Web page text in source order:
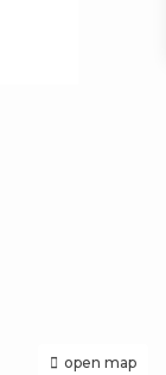
open map